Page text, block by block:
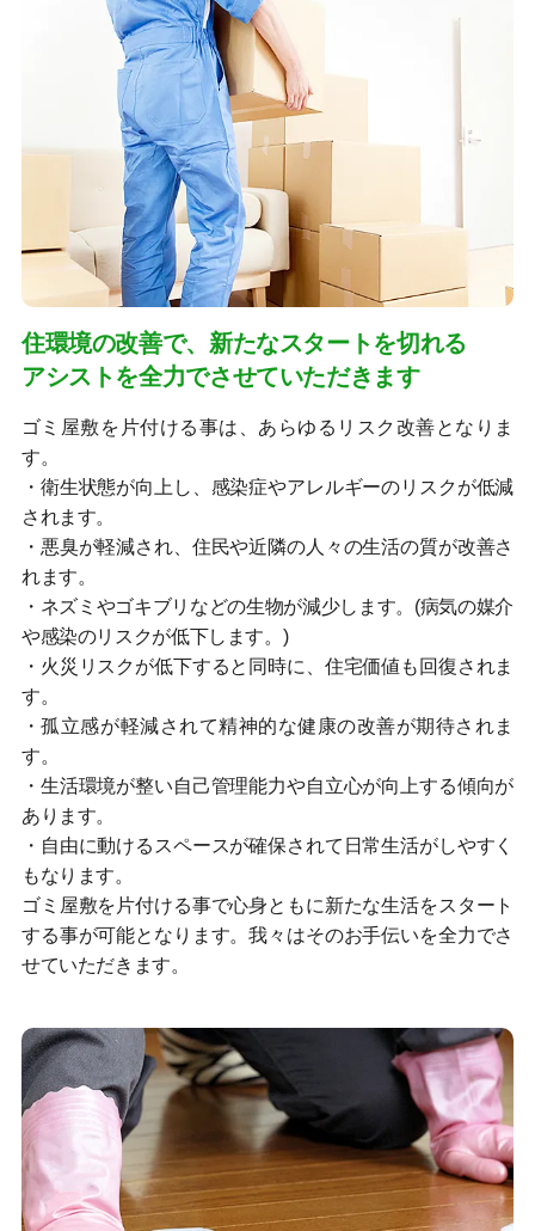
住環境の改善で、新たなスタートを切れる
アシストを全力でさせていただきます
ゴミ屋敷を片付ける事は、あらゆるリスク改善となりま
す。
・衛生状態が向上し、感染症やアレルギーのリスクが低減
されます。
・悪臭が軽減され、住民や近隣の人々の生活の質が改善さ
れます。
・ネズミやゴキブリなどの生物が減少します。(病気の媒介
や感染のリスクが低下します。)
・火災リスクが低下すると同時に、住宅価値も回復されま
す。
・孤立感が軽減されて精神的な健康の改善が期待されま
す。
・生活環境が整い自己管理能力や自立心が向上する傾向が
あります。
・自由に動けるスペースが確保されて日常生活がしやすく
もなります。
ゴミ屋敷を片付ける事で心身ともに新たな生活をスタート
する事が可能となります。我々はそのお手伝いを全力でさ
せていただきます。